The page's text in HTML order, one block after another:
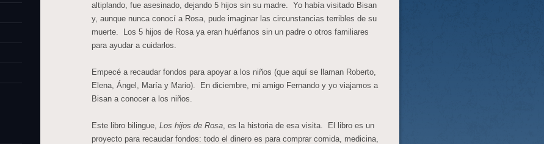
altiplando, fue asesinado, dejando 5 hijos sin su madre. Yo había visitado Bisan
y, aunque nunca conocí a Rosa, pude imaginar las circunstancias terribles de su
muerte. Los 5 hijos de Rosa ya eran huérfanos sin un padre o otros familiares
para ayudar a cuidarlos.
Empecé a recaudar fondos para apoyar a los niños (que aquí se llaman Roberto,
Elena, Ángel, María y Mario). En diciembre, mi amigo Fernando y yo viajamos a
Bisan a conocer a los niños.
Este libro bilingue, Los hijos de Rosa, es la historia de esa visita. El libro es un
proyecto para recaudar fondos: todo el dinero es para comprar comida, medicina,